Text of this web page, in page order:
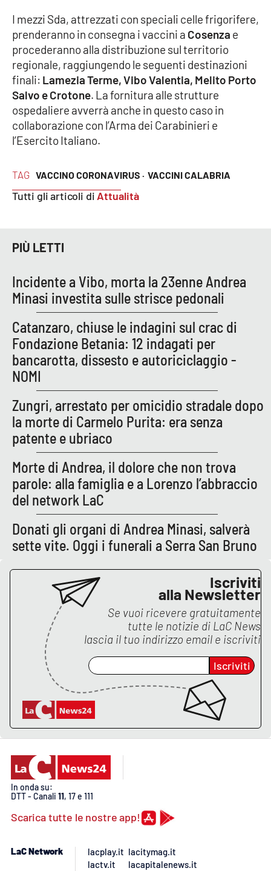
Ambiente
Cronaca
Cultura
Economia e Lavoro
Politica
Sanità
Società
RUBRICHE
Good Morning Vietnam
Parchi Marini Calabria
Leggendo Alvaro insieme
Imprese Di Calabria
Le perfidie di Antonella Grippo
Venti di comunicazione
STREAMING
LaC TV
LaC Network
LaC OnAir
EDIZIONI
LOCALI
Catanzaro
Crotone
Reggio Calabria
Cosenza
TAG VACCINO CORONAVIRUS · VACCINI CALABRIA
Tutti gli articoli di Attualità
I mezzi Sda, attrezzati con speciali celle frigorifere,
prenderanno in consegna i vaccini a Cosenza e
procederanno alla distribuzione sul territorio
regionale, raggiungendo le seguenti destinazioni
finali: Lamezia Terme, Vibo Valentia, Melito Porto
Salvo e Crotone. La fornitura alle strutture
ospedaliere avverrà anche in questo caso in
collaborazione con l’Arma dei Carabinieri e
l’Esercito Italiano.
PIÙ LETTI
Incidente a Vibo, morta la 23enne Andrea
Minasi investita sulle strisce pedonali
Catanzaro, chiuse le indagini sul crac di
Fondazione Betania: 12 indagati per
bancarotta, dissesto e autoriciclaggio -
NOMI
Zungri, arrestato per omicidio stradale dopo
la morte di Carmelo Purita: era senza
patente e ubriaco
Morte di Andrea, il dolore che non trova
parole: alla famiglia e a Lorenzo l’abbraccio
del network LaC
Donati gli organi di Andrea Minasi, salverà
sette vite. Oggi i funerali a Serra San Bruno
Iscriviti
alla Newsletter
Se vuoi ricevere gratuitamente
tutte le notizie di LaC News
lascia il tuo indirizzo email e iscriviti
Iscriviti
In onda su:
DTT - Canali 11, 17 e 111
Scarica tutte le nostre app!
LaC Network
lacplay.it
lactv.it
lacitymag.it
lacapitalenews.it